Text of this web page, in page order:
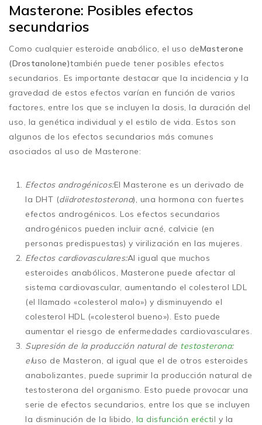
Masterone: Posibles efectos
secundarios
Como cualquier esteroide anabólico, el uso deMasterone
(Drostanolone)también puede tener posibles efectos
secundarios. Es importante destacar que la incidencia y la
gravedad de estos efectos varían en función de varios
factores, entre los que se incluyen la dosis, la duración del
uso, la genética individual y el estilo de vida. Estos son
algunos de los efectos secundarios más comunes
asociados al uso de Masterone:
Efectos androgénicos:El Masterone es un derivado de
la DHT (diidrotestosterona), una hormona con fuertes
efectos androgénicos. Los efectos secundarios
androgénicos pueden incluir acné, calvicie (en
personas predispuestas) y virilización en las mujeres.
Efectos cardiovasculares:Al igual que muchos
esteroides anabólicos, Masterone puede afectar al
sistema cardiovascular, aumentando el colesterol LDL
(el llamado «colesterol malo») y disminuyendo el
colesterol HDL («colesterol bueno»). Esto puede
aumentar el riesgo de enfermedades cardiovasculares.
Supresión de la producción natural de testosterona:
eluso de Masteron, al igual que el de otros esteroides
anabolizantes, puede suprimir la producción natural de
testosterona del organismo. Esto puede provocar una
serie de efectos secundarios, entre los que se incluyen
la disminución de la libido, la disfunción eréctil y la